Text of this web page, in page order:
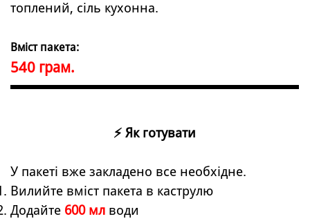
топлений, сіль кухонна.
Вміст пакета:
540 грам.
⚡ Як готувати
У пакеті вже закладено все необхідне.
Вилийте вміст пакета в каструлю
Додайте 600 мл води